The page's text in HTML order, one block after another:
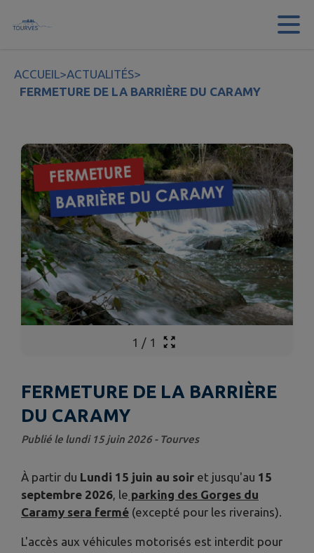
Contenu
ACCUEIL>ACTUALITÉS>
FERMETURE DE LA BARRIÈRE DU CARAMY
1 / 1
FERMETURE DE LA BARRIÈRE
DU CARAMY
Publié le lundi 15 juin 2026 - Tourves
À partir du Lundi 15 juin au soir et jusqu'au 15
septembre 2026, le parking des Gorges du
Caramy sera fermé (excepté pour les riverains).
L'accès aux véhicules motorisés est interdit pour